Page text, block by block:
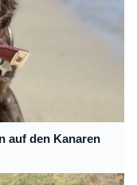
auf den Kanaren